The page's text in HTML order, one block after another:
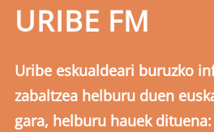
URIBE FM
Uribe eskualdeari buruzko
zabaltzea helburu duen
gara, helburu hauek